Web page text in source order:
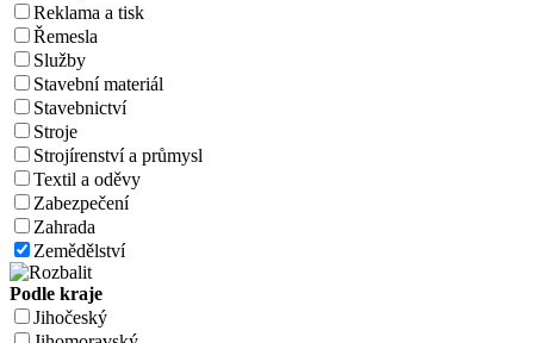
Reklama a tisk
Řemesla
Služby
Stavební materiál
Stavebnictví
Stroje
Strojírenství a průmysl
Textil a oděvy
Zabezpečení
Zahrada
Zemědělství
Podle kraje
Jihočeský